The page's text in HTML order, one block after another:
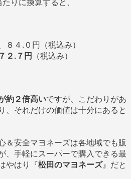
りに換算すると、
８４.０円（税込み）
２.７円
（税込み）
約２倍高いですが、こだわりがあ
、それだけの価値は十分にあると
＆安全マヨネーズは各地域でも販
、手軽にスーパーで購入できる最
やはり『松田のマヨネーズ』だと